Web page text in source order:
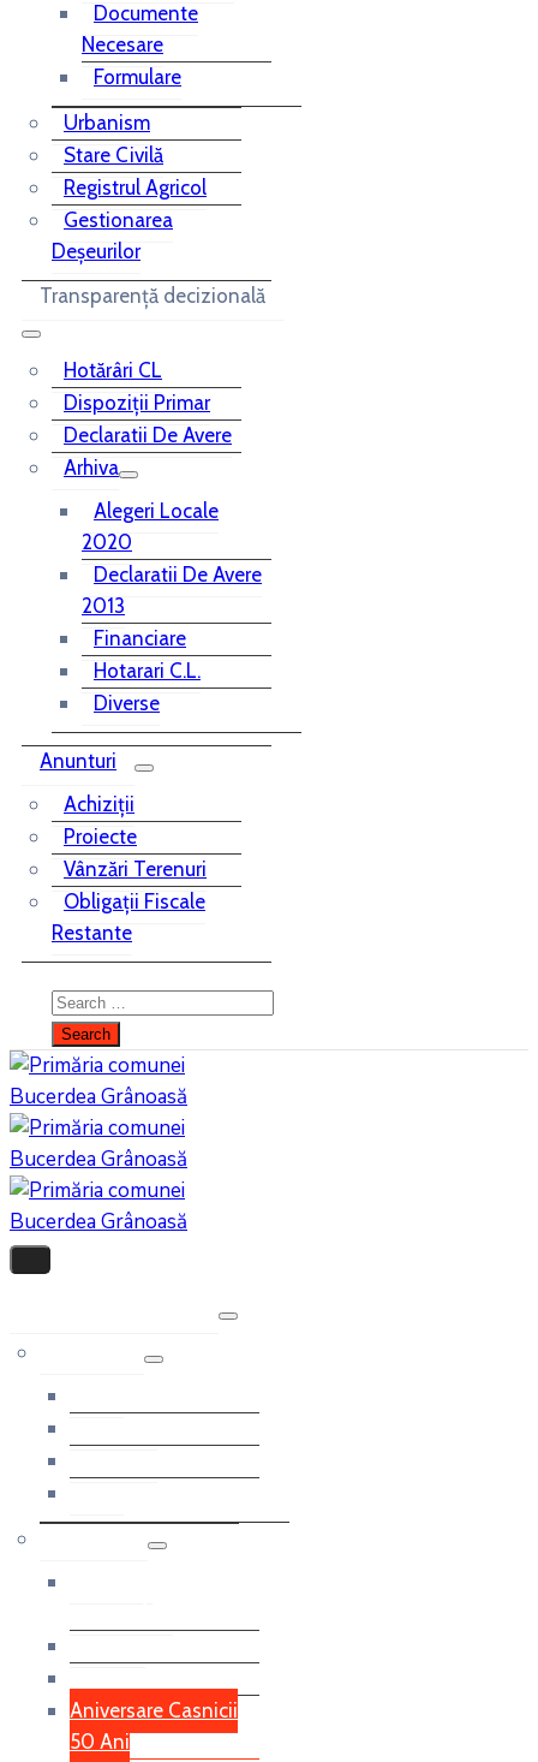
Documente
Necesare
Formulare
Urbanism
Stare Civilă
Registrul Agricol
Gestionarea
Deșeurilor
Transparență decizională
Hotărâri CL
Dispoziții Primar
Declaratii De Avere
Arhiva
Alegeri Locale
2020
Declaratii De Avere
2013
Financiare
Hotarari C.L.
Diverse
Anunturi
Achiziții
Proiecte
Vânzări Terenuri
Obligații Fiscale
Restante
Aniversare Casnicii
50 Ani